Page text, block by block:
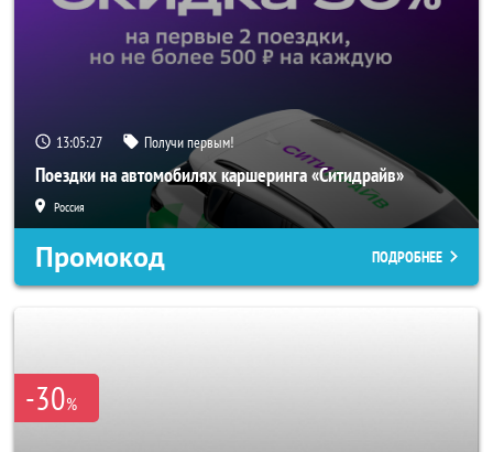
13:05:25 Получи первым!
Поездки на автомобилях каршеринга «Ситидрайв»
Россия
Промокод ПОДРОБНЕЕ
-30%